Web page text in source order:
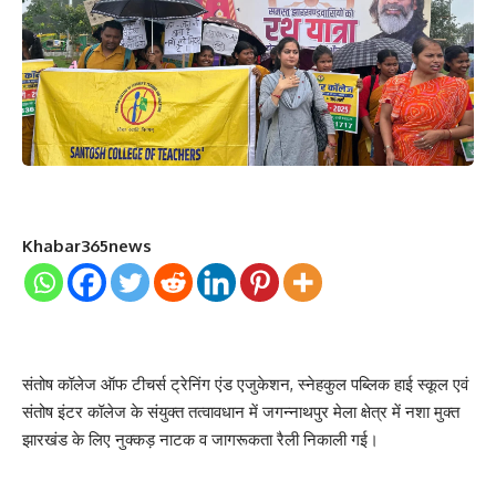
Khabar365news
संतोष कॉलेज ऑफ टीचर्स ट्रेनिंग एंड एजुकेशन, स्नेहकुल पब्लिक हाई स्कूल एवं
संतोष इंटर कॉलेज के संयुक्त तत्वावधान में जगन्नाथपुर मेला क्षेत्र में नशा मुक्त
झारखंड के लिए नुक्कड़ नाटक व जागरूकता रैली निकाली गई।